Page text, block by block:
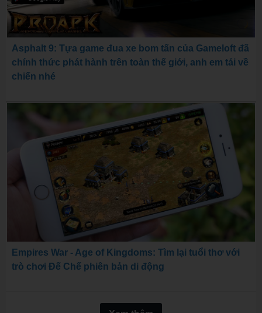
Asphalt 9: Tựa game đua xe bom tấn của Gameloft đã
chính thức phát hành trên toàn thế giới, anh em tải về
chiến nhé
Empires War - Age of Kingdoms: Tìm lại tuổi thơ với
trò chơi Đế Chế phiên bản di động